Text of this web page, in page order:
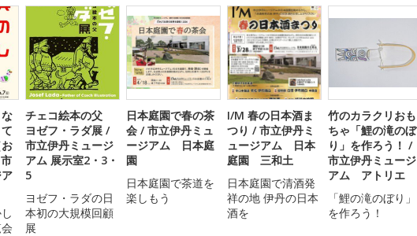
チェコ絵本の父
ヨゼフ・ラダ展 /
市立伊丹ミュージ
アム 展示室2・3・
5
ヨゼフ・ラダの日
本初の大規模回顧
展
日本庭園で春の茶
会 / 市立伊丹ミュ
ージアム 日本庭
園
日本庭園で茶道を
楽しもう
I/M 春の日本酒ま
つり / 市立伊丹ミ
ュージアム 日本
庭園 三和土
日本庭園で清酒発
祥の地 伊丹の日本
酒を
竹のカラクリおも
ちゃ「鯉の滝のぼ
り」を作ろう！ /
市立伊丹ミュージ
アム アトリエ
「鯉の滝のぼり」
を作ろう！